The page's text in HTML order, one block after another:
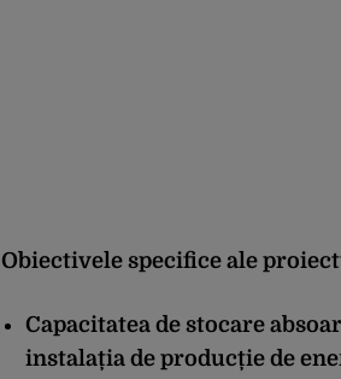
Obiectivele specifice ale
Capacitatea de stocare
instalația de producție de